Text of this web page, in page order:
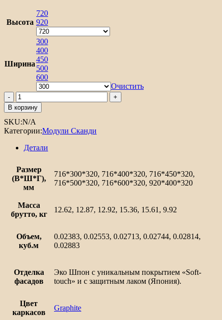
Высота
720
920
Ширина
300
400
450
500
600
Очистить
Количество
товара
Шкаф
верхний
с
ой
Сканди
В корзину
SKU:N/A
Категории:Модули Сканди
Детали
Размер
(В*Ш*Г),
мм
716*300*320, 716*400*320, 716*450*320,
716*500*320, 716*600*320, 920*400*320
Масса
брутто, кг
12.62, 12.87, 12.92, 15.36, 15.61, 9.92
Объем,
куб.м
0.02383, 0.02553, 0.02713, 0.02744, 0.02814,
0.02883
Отделка
фасадов
Эко Шпон с уникальным покрытием «Soft-
touch» и с защитным лаком (Япония).
Цвет
каркасов
Graphite